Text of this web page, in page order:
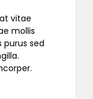
vitae
mollis
purus sed